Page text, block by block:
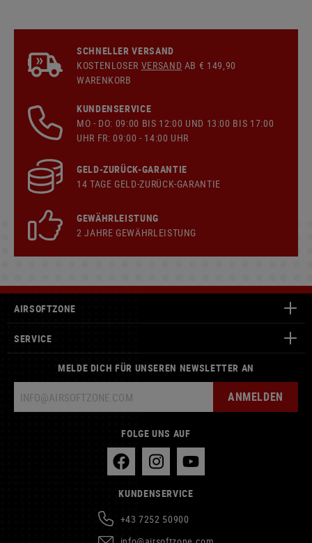
SCHNELLER VERSAND
KOSTENLOSER VERSAND AB € 149,90
WARENKORB
KUNDENSERVICE
MO - DO: 09:00 BIS 12:00 UND 13:00 BIS 17:00
UHR FR: 09:00 - 14:00 UHR
GELD-ZURÜCK-GARANTIE
14 TAGE GELD-ZURÜCK-GARANTIE
GEWÄHRLEISTUNG
2 JAHRE GEWÄHRLEISTUNG
AIRSOFTZONE
SERVICE
MELDE DICH FÜR UNSEREN NEWSLETTER AN
ANMELDEN
FOLGE UNS AUF
KUNDENSERVICE
+43 7252 50900